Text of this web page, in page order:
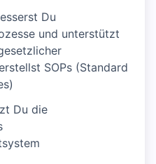
Du
und unterstützt
SOPs (Standard
Du die